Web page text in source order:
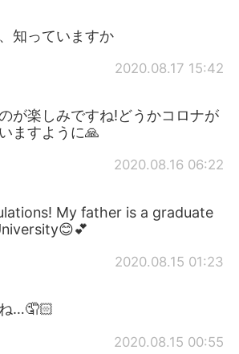
知っていますか
2020.08.17 15:42
が楽しみですね!どうかコロナが
ますように🙏
2020.08.16 06:22
My father is a graduate
2020.08.15 01:23
…🤦🏻
2020.08.15 00:55